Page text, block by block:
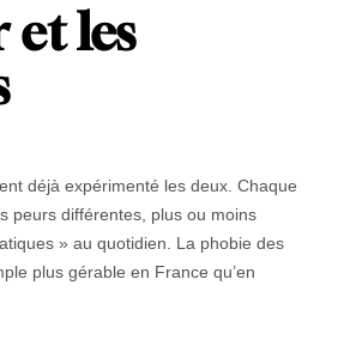
et les
déjà expérimenté les deux. Chaque
peurs différentes, plus ou moins
» au quotidien. La phobie des
plus gérable en France qu’en